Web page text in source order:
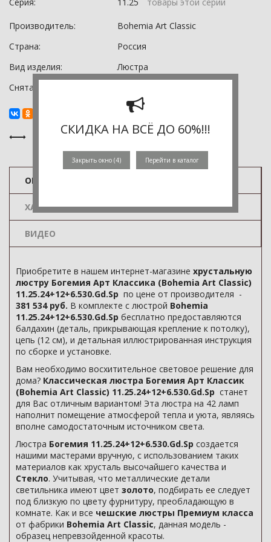
Производитель:
Bohemia Art Classic
Страна:
Россия
Вид изделия:
Люстра
Снята с производства:
ОПИСАНИЕ
ХАРАКТЕРИСТИКИ
ВИДЕО
Приобретите в нашем интернет-магазине хрустальную
люстру Богемия Арт Классика (Bohemia Art Classic)
11.25.24+12+6.530.Gd.Sp по цене от производителя -
381 534 руб. В комплекте с люстрой Bohemia
11.25.24+12+6.530.Gd.Sp бесплатно предоставляются
балдахин (деталь, прикрывающая крепление к потолку),
цепь (12 см), и детальная иллюстрированная инструкция
по сборке и установке.
Вам необходимо восхитительное световое решение для
дома? Классическая люстра Богемия Арт Классик
(Bohemia Art Classic) 11.25.24+12+6.530.Gd.Sp станет
для Вас отличным вариантом! Эта люстра на 42 ламп
наполнит помещение атмосферой тепла и уюта, являясь
вполне самодостаточным источником света.
Люстра Богемия 11.25.24+12+6.530.Gd.Sp создается
нашими мастерами вручную, с использованием таких
материалов как хрусталь высочайшего качества и
Стекло. Учитывая, что металлические детали
светильника имеют цвет золото, подбирать ее следует
под близкую по цвету фурнитуру, преобладающую в
комнате. Как и все чешские люстры Премиум класса
от фабрики Bohemia Art Classic, данная модель -
образец непревзойденной красоты.
СКИДКА НА ВСЁ ДО 60%!!!
Закрыть окно (3) Перейти в каталог